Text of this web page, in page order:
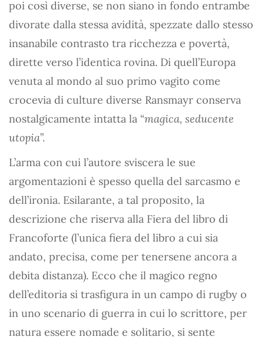
poi così diverse, se non siano in fondo entrambe
divorate dalla stessa avidità, spezzate dallo stesso
insanabile contrasto tra ricchezza e povertà,
dirette verso l’identica rovina. Di quell’Europa
venuta al mondo al suo primo vagito come
crocevia di culture diverse Ransmayr conserva
nostalgicamente intatta la “magica, seducente
utopia”.
L’arma con cui l’autore sviscera le sue
argomentazioni è spesso quella del sarcasmo e
dell’ironia. Esilarante, a tal proposito, la
descrizione che riserva alla Fiera del libro di
Francoforte (l’unica fiera del libro a cui sia
andato, precisa, come per tenersene ancora a
debita distanza). Ecco che il magico regno
dell’editoria si trasfigura in un campo di rugby o
in uno scenario di guerra in cui lo scrittore, per
natura essere nomade e solitario, si sente